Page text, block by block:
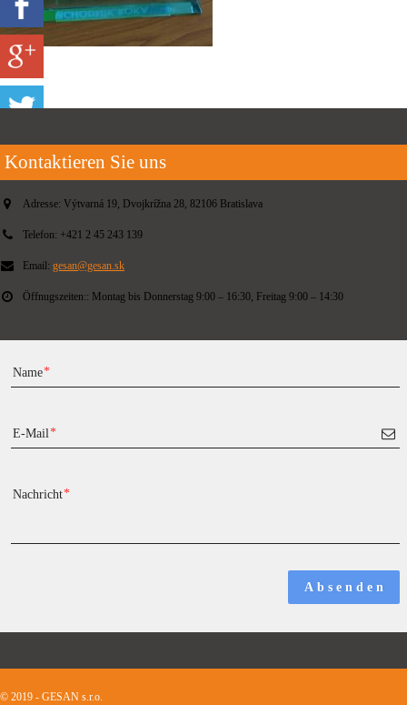
Kontaktieren Sie uns
Adresse: Výtvarná 19, Dvojkrížna 28, 82106 Bratislava
Telefon: +421 2 45 243 139
Email: gesan@gesan.sk
Öffnugszeiten:: Montag bis Donnerstag 9:00 – 16:30, Freitag 9:00 – 14:30
Name
E-Mail
Nachricht
A b s e n d e n
© 2019 - GESAN s.r.o.